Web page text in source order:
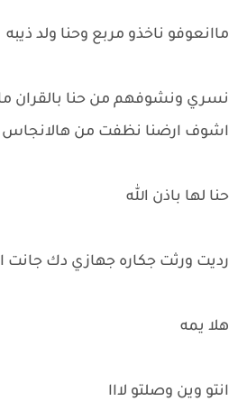
ماانعوفو ناخذو مربع وحنا ولد ذيبه
نسري ونشوفهم من حنا بالقران
اشوف ارضنا نظفت من هالانجاس
حنا لها باذن الله
رديت ورثت جكاره جهازي دك
هلا يمه
انتو وين وصلتو لااا